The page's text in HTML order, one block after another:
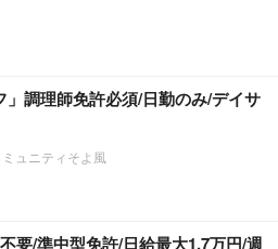
」調理師免許必須/日勤のみ/デイサ
ュニティそよ風
要/準中型免許/日給最大1.7万円/週